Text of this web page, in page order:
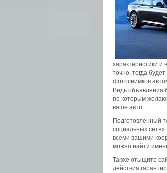
характеристики и
точно, тогда
фотоснимков
Ведь объявления
по которым
ваше авто.
Подготовленный
социальных
всеми вашими
можно найти
Также отыщите
действия